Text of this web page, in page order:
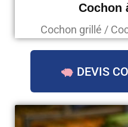
Cochon
Cochon grillé /
DEVIS